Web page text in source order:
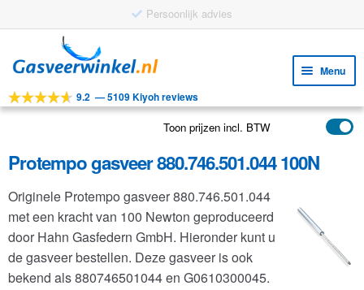
door
navigatie
naar
inhoud
Menu
Tools
Toepassingen
Klantenservice
FAQ
9.2 —5109 Kiyoh reviews
Toon prijzen incl. BTW
Protempo gasveer 880.746.501.044 100N
Originele Protempo gasveer 880.746.501.044
met een kracht van 100 Newton geproduceerd
door Hahn Gasfedern GmbH. Hieronder kunt u
de gasveer bestellen. Deze gasveer is ook
bekend als 880746501044 en G0610300045.